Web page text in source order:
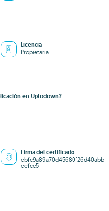
Licencia
Propietaria
en Uptodown?
Firma del certificado
ebfc9a89a70d45680f26d40abb
eefce5